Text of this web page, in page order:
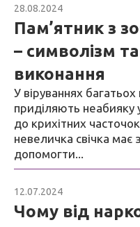
28.08.2024
Пам’ятник з
– символізм
виконання
У віруваннях
приділяють неабияку
до крихітних
невеличка свічка має
допомогти...
12.07.2024
Чому від